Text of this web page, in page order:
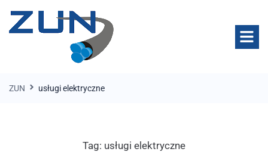
ZUN usługi elektryczne
Tag: usługi elektryczne